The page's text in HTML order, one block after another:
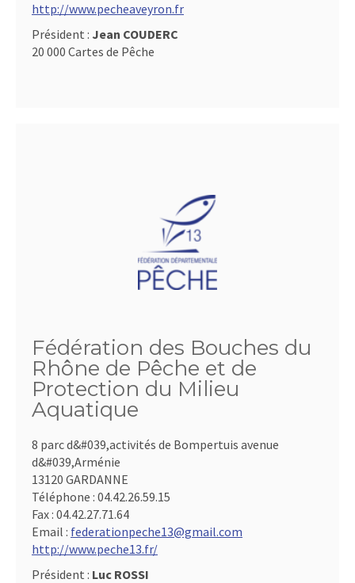
http://www.pecheaveyron.fr
Président : Jean COUDERC
20 000 Cartes de Pêche
Fédération des Bouches du
Rhône de Pêche et de
Protection du Milieu
Aquatique
8 parc d&#039,activités de Bompertuis avenue
d&#039,Arménie
13120 GARDANNE
Téléphone : 04.42.26.59.15
Fax : 04.42.27.71.64
Email : federationpeche13@gmail.com
http://www.peche13.fr/
Président : Luc ROSSI